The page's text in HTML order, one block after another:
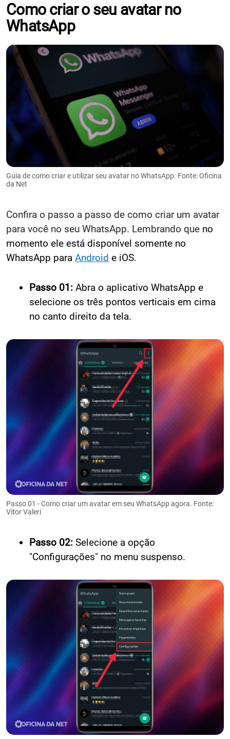
Como criar o seu avatar no
WhatsApp
Guia de como criar e utilizar seu avatar no WhatsApp. Fonte: Oficina
da Net
Confira o passo a passo de como criar um avatar
para você no seu WhatsApp. Lembrando que no
momento ele está disponível somente no
WhatsApp para Android e iOS.
Passo 01: Abra o aplicativo WhatsApp e
selecione os três pontos verticais em cima
no canto direito da tela.
Passo 01 - Como criar um avatar em seu WhatsApp agora. Fonte:
Vitor Valeri
Passo 02: Selecione a opção
"Configurações" no menu suspenso.